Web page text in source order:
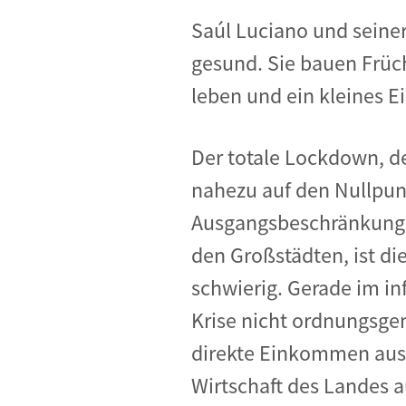
Saúl Luciano und
gesund. Sie bauen
leben und ein kleines
Der totale Lockdown,
nahezu auf den
den Großstädten, ist
schwierig. Gerade im
Krise nicht
direkte Einkommen
Wirtschaft des Landes